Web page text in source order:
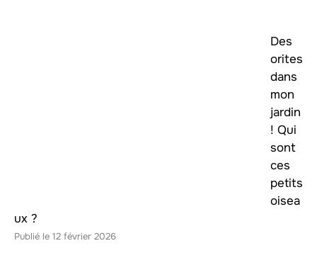
Des
orites
dans
mon
jardin
! Qui
sont
ces
petits
oisea
ux ?
12 février 2026